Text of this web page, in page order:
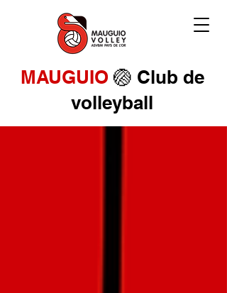
MAUGUIO 🏐 Club de
volleyball